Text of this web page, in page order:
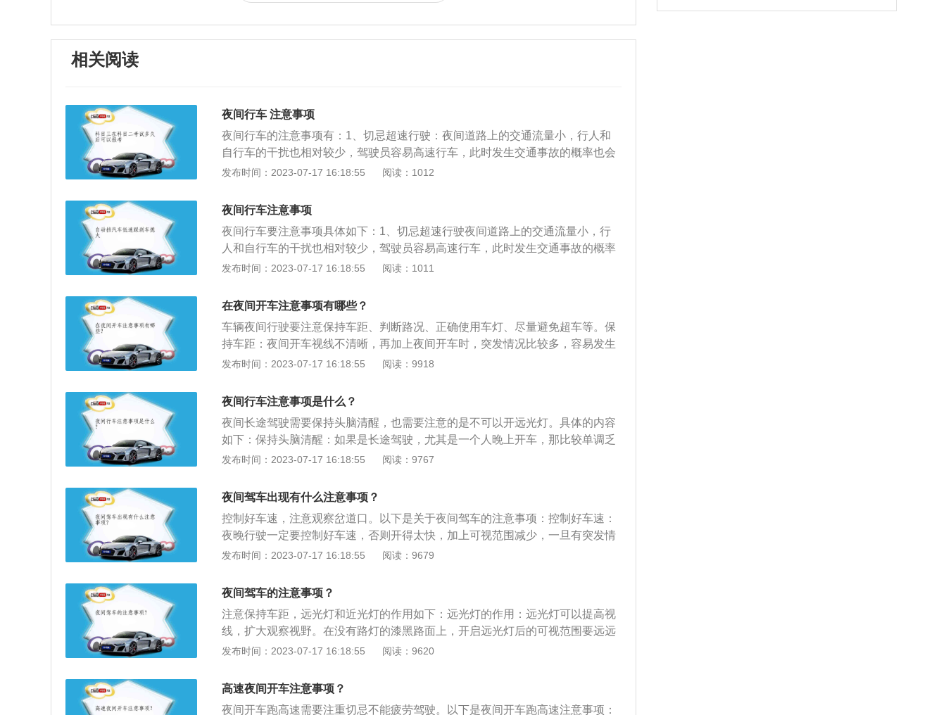
相关阅读
夜间行车 注意事项
夜间行车的注意事项有：1、切忌超速行驶：夜间道路上的交通流量小，行人和
自行车的干扰也相对较少，驾驶员容易高速行车，此时发生交通事故的概率也会
大大增加。另外，夜间行车由亮处到暗处时，必须降低车速，尤其在驶经弯道、
行驶：驾驶员在夜间行车时，一是视线不如白天的好；二是常遇危险、紧急情
况。为此，驾驶员必须准备随时停车。在这种情况下，为避免危险，要注意适当
加大跟车距离，以防止前后车相碰撞事故。3、拒绝疲劳驾驶：夜间行车特别是
午夜以后，车主最容易疲劳瞌睡。此时可放一些节奏感强烈的音乐刺激人的听
觉，或者擦一些如风油精、清凉油、薄荷膏的提神物品来驱赶困意。4、正确使
远时，可以使用远光灯，在近距离会车时应切换到近光灯。同时应注意转向灯、
雾灯、示廓灯的使用。5、勿随意超车：夜间超车应该谨慎：给对方一定的直线
距离，避免在弯道中超车。超车前应在接近前车后，以变换灯光的方式来提醒前
导致驾驶员的判断能力、分析能力、操作能力明显迟钝而引发交通事故。一定要
右侧行人和自行车。与对向车相距150米时，应将远光灯变为近光灯。这既是行
车礼貌也是行车安全的保证。当遇对方不改用近光，应立即减速并用连续变换
远、近光的办法来示意对方。8、准确判断路况：一般来说，如果感到车速自动
减慢、发动机声音变得沉闷时，说明行驶阻力增加，汽车可能正行驶在上坡或松
小，汽车可能正行驶于一段下坡路中。没有月光的夜晚，路面一般为灰黑色，路
面以外一片黑色。有水坑的地方会显得更亮，而坑洼处则会更暗黑。9、准备应
急灯：夜间行车除准备常规的物品如备胎、千斤顶、扳手外，还应带上照明设备
如应急灯以及紧急停车时的警告标牌，当遇故障紧急停车时，可以给自己的车辆
辟出一块安全区域。10、尽量选择封闭、熟悉的路线：夜晚出行，如果路线可以
同时尽量选择自己熟悉的路线，哪里有坑、哪里有路口心里有数，可以降低走错
路和突发状况的发生概率。
发布时间：2023-07-17 16:18:55 阅读：1012
夜间行车注意事项
夜间行车要注意事项具体如下：1、切忌超速行驶夜间道路上的交通流量小，行
人和自行车的干扰也相对较少，驾驶员容易高速行车，此时发生交通事故的概率
也会大大增加。另外，夜间行车由亮处到暗处时，必须降低车速，尤其在驶经弯
跟车行驶驾驶员在夜间行车时，一是视线不如白天的好；二是常遇危险、紧急情
况。为此，驾驶员必须准备随时停车。在这种情况下，为避免危险，要注意适当
加大跟车距离，以防止前后车相碰撞事故。3、拒绝疲劳驾驶夜间行车特别是午
夜以后，车主最容易疲劳瞌睡。此时可放一些节奏感强烈的音乐刺激人的听觉，
或者擦一些如风油精、清凉油、薄荷膏的提神物品来驱赶困意。4、正确使用灯
影效果来观察路况。在会车时，一定要充分估算右侧的距离，不可只顾躲对面的
车而忽略右侧。若遇“独眼灯”车，应放宽会车距离。5、勿随意超车夜间超车应该
谨慎：给对方一定的直线距离，避免在弯道中超车。超车前应在接近前车后，以
驾饮酒后驾车，往往会导致驾驶员的判断能力、分析能力、操作能力明显迟钝而
路况常走夜路的老司机总结出这样的经验：在没有路灯的道路上行驶时，路面在
车灯的照射下是灰色的，路上有较大坑洼的地方，车灯照不到则是黑色的，所以
只要记着“走灰不走黑”就可以了。判断水坑的方法是：反光的就有水，不反光的
就没水。8、应急用品齐备夜间行车，尤其是走高速公路，除了常规的应急物
有反光效果的警告标牌，当遇故障紧急停车时，可以及时为自己的车辆辟出一块
安全区域，也给旁车留出避让的时间。
发布时间：2023-07-17 16:18:55 阅读：1011
在夜间开车注意事项有哪些？
车辆夜间行驶要注意保持车距、判断路况、正确使用车灯、尽量避免超车等。保
持车距：夜间开车视线不清晰，再加上夜间开车时，突发情况比较多，容易发生
交通事故，建议车主在开车时增加车辆的间距。尽量避免超车：夜间不能很好地
夜间超车。判断路况：夜间开车路况很重要，视线不清晰容易在开车时出现麻
烦，如果车速减慢或者是发动机的声音沉闷时，说明车辆的行驶阻力增加。夜间
行驶的车灯使用建议：国道或高速路建议用远光灯，但在会车时，需要及时地换
回近光灯；夜间上路要打开行车灯；能见度低时开启雾灯。在夜间行驶中，如果
车速在每小时30公里以下时应使用近光灯，正常状况下灯光可照出30米以外；在
开启转向灯示意行进方向；会车时不要直视在没有隔离带的道路上。
发布时间：2023-07-17 16:18:55 阅读：9918
夜间行车注意事项是什么？
夜间长途驾驶需要保持头脑清醒，也需要注意的是不可以开远光灯。具体的内容
如下：保持头脑清醒：如果是长途驾驶，尤其是一个人晚上开车，那比较单调乏
味，很容易疲劳，不少人容易睡着而让方向盘跑偏，引发交通事故。因此，长途
话。别开远光灯：在城市驾驶，需要注意的是不可以开远光灯，远光灯是在荒野
郊区才可以使用。此外，在小巷里，有骑车人或行人过来的时候，最好关闭大
灯，有小灯足够看清路况。若对面来车不改用近光，应立即减速并用变换远、近
光的办法来示意对方。如果对方仍不改变，干脆就地减速甚至停车，稍加等待，
没必要为赌气而用远光灯与之对射。
发布时间：2023-07-17 16:18:55 阅读：9767
夜间驾车出现有什么注意事项？
控制好车速，注意观察岔道口。以下是关于夜间驾车的注意事项：控制好车速：
夜晚行驶一定要控制好车速，否则开得太快，加上可视范围减少，一旦有突发情
况，驾驶人很难及时控制车辆，容易发生事故。所以夜晚行车速度控制很重要。
弱，且有岔路，那么车速最好控制在40km/h以内。这样才能保障夜间行车安全。
注意观察岔道口：夜晚视线很不好，在经过岔道口、路口时要减速，同时观察左
右有无行人、车辆出入，若有要注意减速，并做好随时刹车的准备。也可用闪灯
来提醒行人、车辆，做好预防。注意灯光的使用：夜间照明光线不足，不少司机
会滥用灯光。比如远光灯，如果在会车时用远光灯，会让对向车辆驾驶人无法看
果在行车时发现对向车辆打远光灯，可先晃一晃远光灯提醒对方，一般90%都会
主动关掉。若对方没有关掉远光灯，要减速靠近路的一侧行驶，避免刮蹭事件的
发布时间：2023-07-17 16:18:55 阅读：9679
夜间驾车的注意事项？
注意保持车距，远光灯和近光灯的作用如下：远光灯的作用：远光灯可以提高视
线，扩大观察视野。在没有路灯的漆黑路面上，开启远光灯后的可视范围要远远
大于只开启近光灯。近光灯的作用：光和近光灯的作用都是用来照亮车辆前方道
路面用，车辆自身的行驶状态,不起照明作用,因此也叫示廓灯。
发布时间：2023-07-17 16:18:55 阅读：9620
高速夜间开车注意事项？
夜间开车跑高速需要注重切忌不能疲劳驾驶。以下是夜间开车跑高速注意事项：
响；<&list>3.稳定器的转向胶套和球头